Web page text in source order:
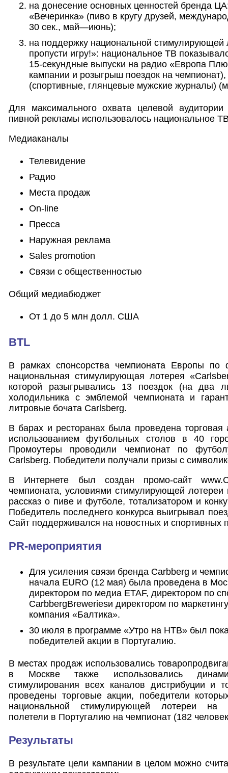
на донесение основных ценностей бренда
«Вечеринка» (пиво в кругу друзей,
30 сек., май—июнь);
на поддержку национальной стимулирующей
пропусти игру!»: национальное ТВ
15-секундные выпуски на радио «Европа
кампании и розыгрыш поездок на
(спортивные, глянцевые мужские журналы)
Для максимального охвата целевой
пивной рекламы использовалось национальное
Медиаканалы
Телевидение
Радио
Места продаж
On-line
Пресса
Наружная реклама
Sales promotion
Связи с общественностью
Общий медиабюджет
От 1 до 5 млн долл. США
BTL
В рамках спонсорства чемпионата Европы по
национальная стимулирующая лотерея
которой разыгрывались 13 поездок (на два
холодильника с эмблемой чемпионата и
литровые бочата Carlsberg.
В барах и ресторанах была проведена торговая
использованием футбольных столов в 40
Промоутеры проводили чемпионат по
Carlsberg. Победители получали призы с
В Интернете был создан промо-сайт
чемпионата, условиями стимулирующей
рассказ о пиве и футболе, тотализатором и
Победитель последнего конкурса выигрывал
Сайт поддерживался на новостных и спортивных
PR-мероприятия
Для усиления связи бренда Carbberg и
начала EURO (12 мая) была проведена в
директором по медиа ETAF, директором по
CarbbergBreweriesи директором по
компания «Балтика».
30 июля в программе «Утро на НТВ» был
победителей акции в Португалию.
В местах продаж использовались
в Москве также использовались
стимулирования всех каналов дистрибуции и
проведены торговые акции, победители
национальной стимулирующей лотереи на
полетели в Португалию на чемпионат (182
Результаты
В результате цели кампании в целом можно